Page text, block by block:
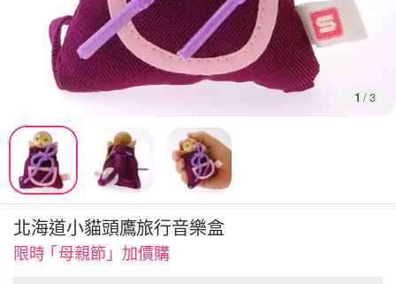
1 /3
北海道小貓頭鷹旅行音樂盒
限時 ｢母親節」加價購